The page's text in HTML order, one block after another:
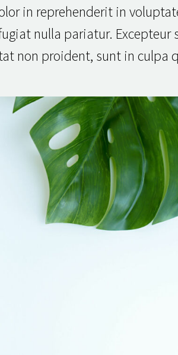
in reprehenderit in
nulla pariatur. Excepteur
non proident, sunt in culpa